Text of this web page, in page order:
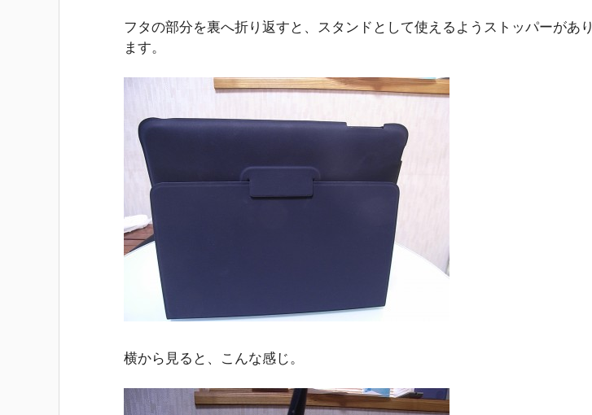
フタの部分を裏へ折り返すと、スタンドとして使えるようストッパーがあり
ます。
横から見ると、こんな感じ。